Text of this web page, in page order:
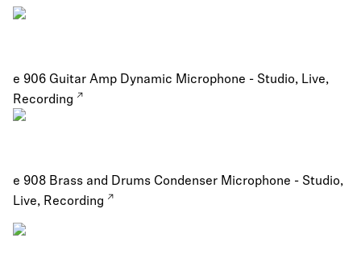
e 906 Guitar Amp Dynamic Microphone - Studio, Live,
Recording
e 908 Brass and Drums Condenser Microphone - Studio,
Live, Recording